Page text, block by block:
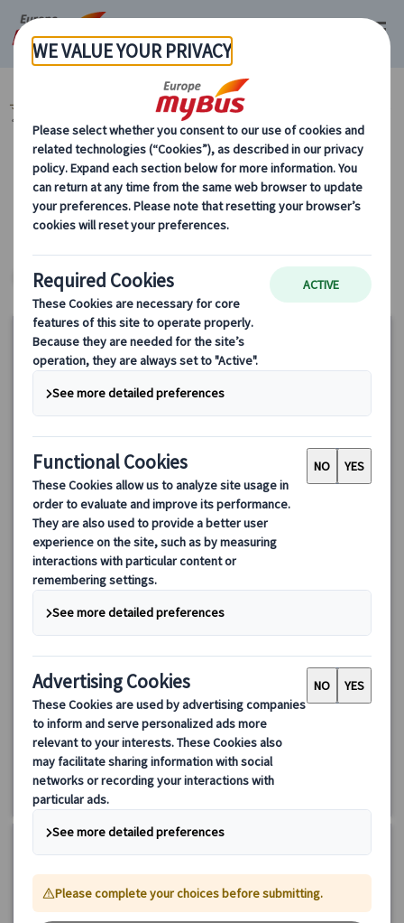
マイバス・ヨーロッパ フランス (67) パリ (67)
午前観光 (27)
カテゴリーから探す
時間帯で選ぶ 午前観光
パリ ヨーロッパ・プライベートツアー
15%
OFF
【優先入場】ベルサイユ宮殿観光ツアー（日本語ガイド）｜庭
園＆トリアノン宮殿見学・ランチプランあり
パリ発ベルサイユ宮殿ツアー。日本語ガイド同行＆優先入場で宮
殿内部を効率よく見学。午後は庭園とトリアノン宮殿まで楽しめ
106.00 EUR
詳細を見る
【午前プラン/カフェランチ付きプラン/庭園＆トリアノン宮殿
見学プラン】火・木・土曜・特定の日曜日、12/27(7/14、9/17・
19を除く)(*ランチ付きプランは12/24・31も除く)
催行確定日
《8月》6日、8日、9日、11日、13日、15日、16日、18日、20
《9月》1日、3日、5日、8日、10日、12日、13日、15日、22日、
24日、26日
《10月》1日、3日、6日、8日、10日、13日、20日、22日、24
日、27日
《11月》5日、24日
【午前プラン】4時間15分（香水博物館立寄りなしの場合は3
時間50分）
【カフェランチ付きプラン】+ランチ時間
【午後プラン】4時間